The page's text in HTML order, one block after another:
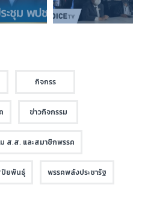
กิจกรร
ข่าวกิจกรรม
ส.ส. และสมาชิกพรรค
ยพันธุ์ พรรคพลังประชารัฐ